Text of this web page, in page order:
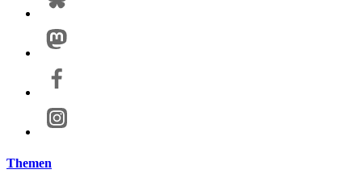
Themen